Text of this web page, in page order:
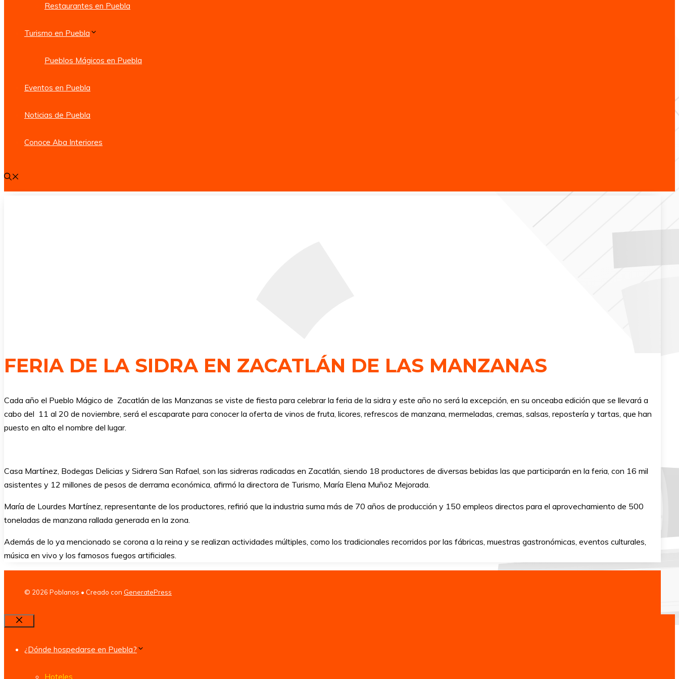
Restaurantes en Puebla
Turismo en Puebla
Pueblos Mágicos en Puebla
Eventos en Puebla
Noticias de Puebla
Conoce Aba Interiores
FERIA DE LA SIDRA EN ZACATLÁN DE LAS MANZANAS
Cada año el Pueblo Mágico de Zacatlán de las Manzanas se viste de fiesta para celebrar la feria de la sidra y este año no será la excepción, en su onceaba edición que se llevará a
cabo del 11 al 20 de noviembre, será el escaparate para conocer la oferta de vinos de fruta, licores, refrescos de manzana, mermeladas, cremas, salsas, repostería y tartas, que han
puesto en alto el nombre del lugar.
Casa Martínez, Bodegas Delicias y Sidrera San Rafael, son las sidreras radicadas en Zacatlán, siendo 18 productores de diversas bebidas las que participarán en la feria, con 16 mil
asistentes y 12 millones de pesos de derrama económica, afirmó la directora de Turismo, María Elena Muñoz Mejorada.
María de Lourdes Martínez, representante de los productores, refirió que la industria suma más de 70 años de producción y 150 empleos directos para el aprovechamiento de 500
toneladas de manzana rallada generada en la zona.
Además de lo ya mencionado se corona a la reina y se realizan actividades múltiples, como los tradicionales recorridos por las fábricas, muestras gastronómicas, eventos culturales,
música en vivo y los famosos fuegos artificiales.
© 2026 Poblanos • Creado con GeneratePress
Cerrar
¿Dónde hospedarse en Puebla?
Hoteles